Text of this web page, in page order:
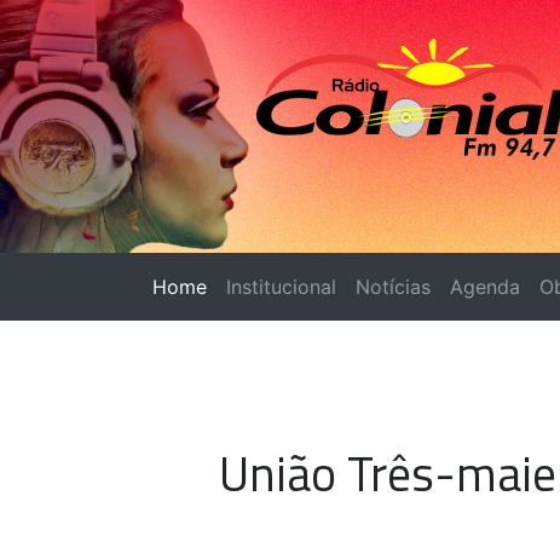
Home (página atual)
Institucional Notícias Agenda
União Três-